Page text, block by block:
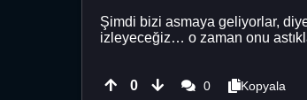
Şimdi bizi asmaya geliyorlar,
izleyeceğiz… o zaman onu
0 0 Kopyala